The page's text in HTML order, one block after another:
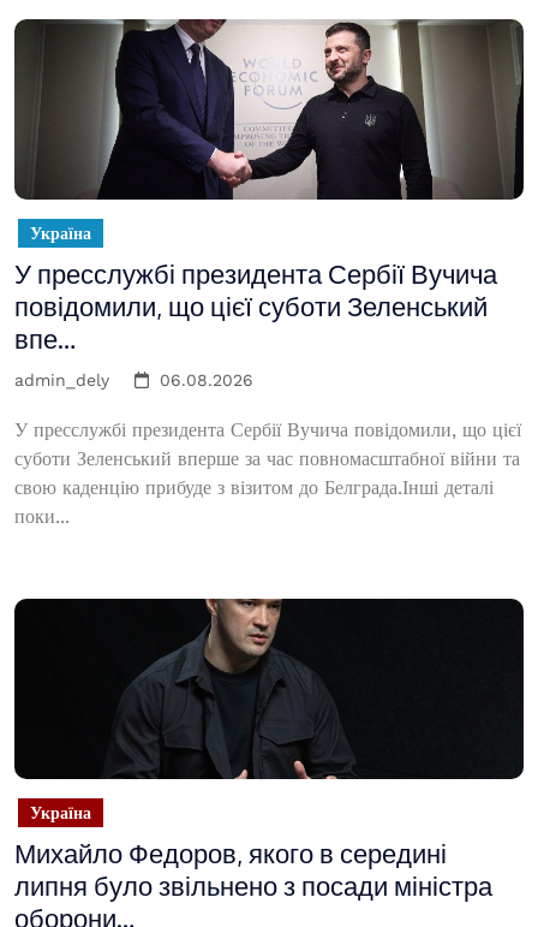
Україна
У пресслужбі президента Сербії Вучича
повідомили, що цієї суботи Зеленський
впе…
admin_dely 06.08.2026
У пресслужбі президента Сербії Вучича повідомили, що цієї
суботи Зеленський вперше за час повномасштабної війни та
свою каденцію прибуде з візитом до Белграда.Інші деталі
поки...
Україна
Михайло Федоров, якого в середині
липня було звільнено з посади міністра
оборони…